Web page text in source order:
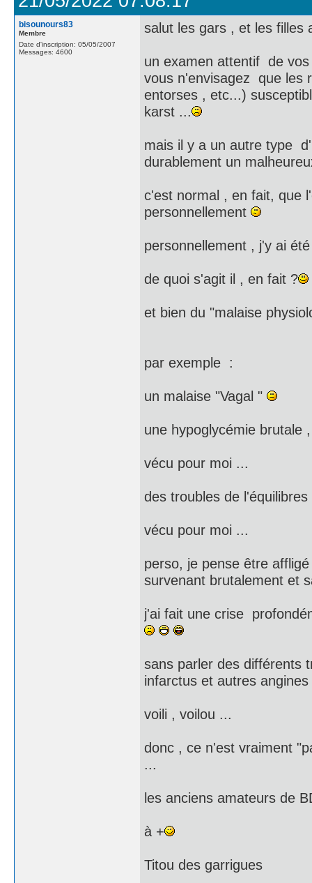
bisounours83
Membre
Date d'inscription: 05/05/2007
Messages: 4600
salut les gars , et les filles
un examen attentif de
vous n'envisagez que les
entorses , etc...)
karst ...
mais il y a un autre type
durablement un
c'est normal , en fait, que
personnellement
personnellement , j'y ai
de quoi s'agit il , en fait ?
et bien du "malaise
par exemple :
un malaise "Vagal "
une hypoglycémie brutale
vécu pour moi ...
des troubles de
vécu pour moi ...
perso, je pense être
survenant brutalement et
j'ai fait une crise
sans parler des différents
infarctus et autres
voili , voilou ...
donc , ce n'est vraiment
...
les anciens amateurs de
à +
Titou des garrigues